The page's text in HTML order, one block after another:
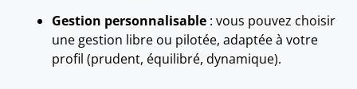
Gestion personnalisable : vous pouvez choisir
une gestion libre ou pilotée, adaptée à votre
profil (prudent, équilibré, dynamique).